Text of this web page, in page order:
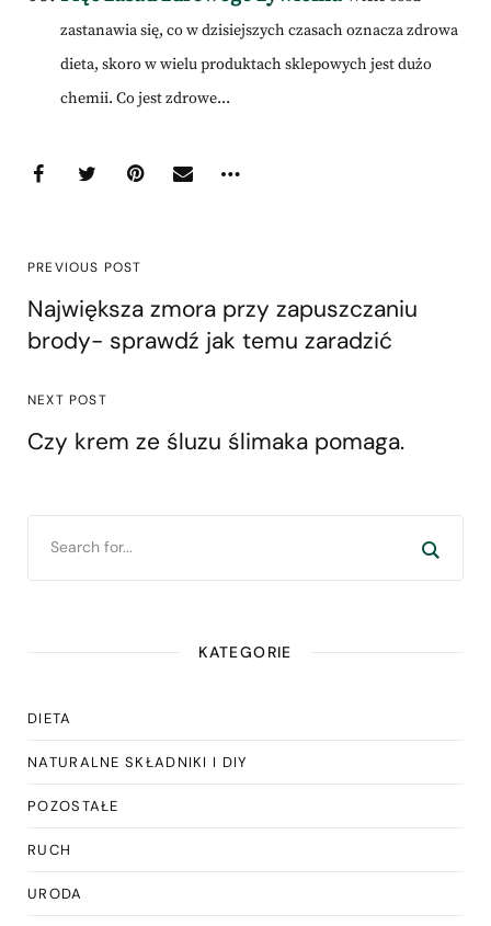
zastanawia się, co w dzisiejszych czasach oznacza zdrowa
dieta, skoro w wielu produktach sklepowych jest dużo
chemii. Co jest zdrowe...
PREVIOUS POST
Największa zmora przy zapuszczaniu
brody- sprawdź jak temu zaradzić
NEXT POST
Czy krem ze śluzu ślimaka pomaga.
KATEGORIE
DIETA
NATURALNE SKŁADNIKI I DIY
POZOSTAŁE
RUCH
URODA